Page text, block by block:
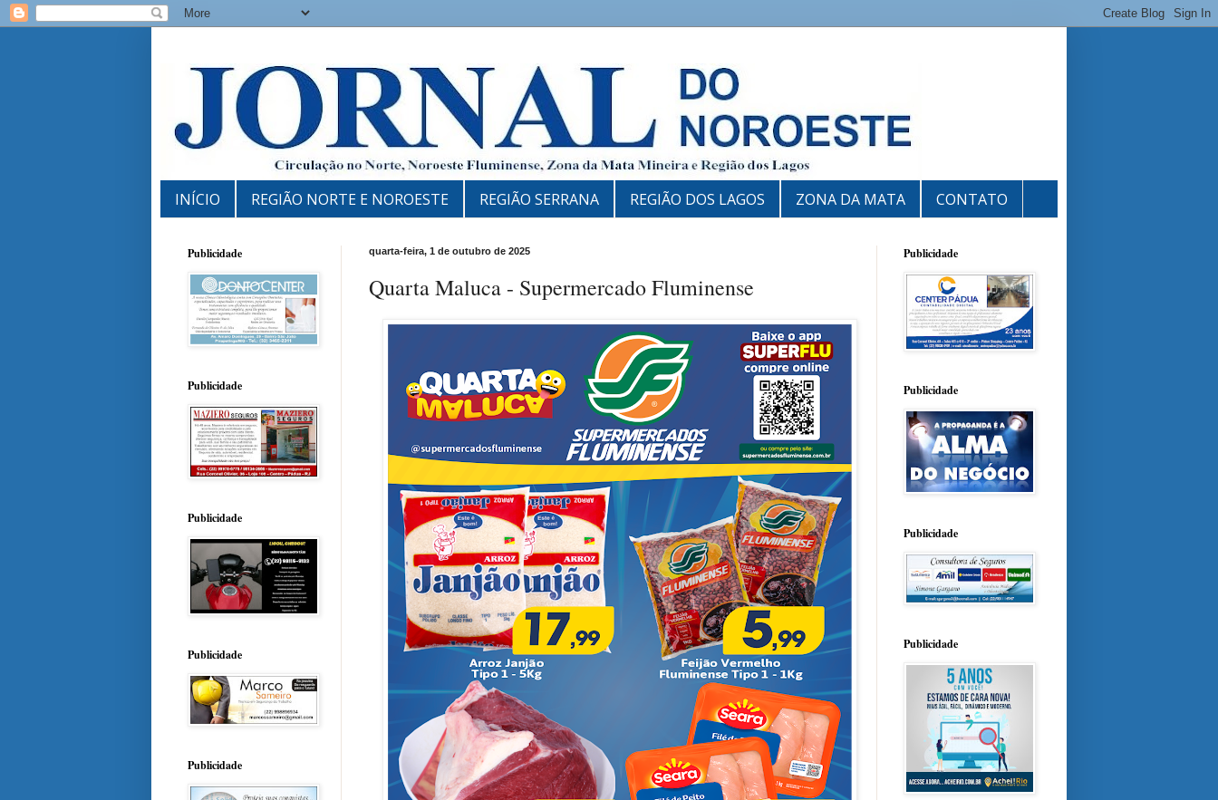
INÍCIO REGIÃO NORTE E NOROESTE REGIÃO SERRANA REGIÃO DOS LAGOS ZONA DA MATA CONTATO
quarta-feira, 1 de outubro de 2025
Quarta Maluca - Supermercado Fluminense
Publicidade
Publicidade
Publicidade
Publicidade
Publicidade
Publicidade
Publicidade
Publicidade
Publicidade